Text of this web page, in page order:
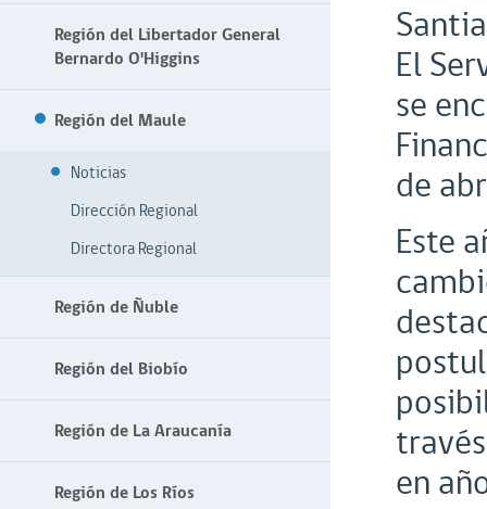
Región del Libertador General
Bernardo O'Higgins
Región del Maule
Noticias
Dirección Regional
Directora Regional
Región de Ñuble
Región del Biobío
Región de La Araucanía
Región de Los Ríos
El
se
de
Este
en